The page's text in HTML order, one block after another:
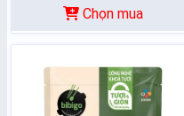
Chọn mua